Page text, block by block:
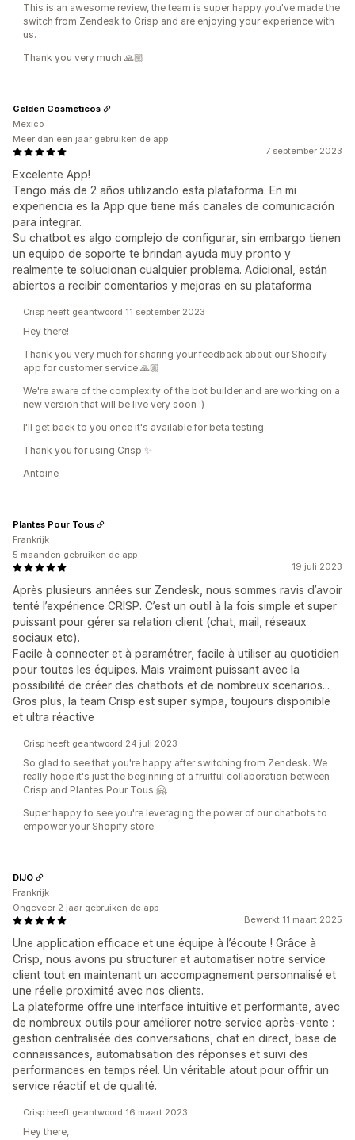
This is an awesome review, the team is super happy you've made the
switch from Zendesk to Crisp and are enjoying your experience with
us.
Thank you very much 🙏🏼
7 september 2023
Excelente App!
Tengo más de 2 años utilizando esta plataforma. En mi
experiencia es la App que tiene más canales de comunicación
para integrar.
Su chatbot es algo complejo de configurar, sin embargo tienen
un equipo de soporte te brindan ayuda muy pronto y
realmente te solucionan cualquier problema. Adicional, están
abiertos a recibir comentarios y mejoras en su plataforma
Gelden Cosmeticos
Mexico
Meer dan een jaar gebruiken de app
Crisp heeft geantwoord 11 september 2023
Hey there!
Thank you very much for sharing your feedback about our Shopify
app for customer service 🙏🏼
We're aware of the complexity of the bot builder and are working on a
new version that will be live very soon :)
I'll get back to you once it's available for beta testing.
Thank you for using Crisp ✨
Antoine
19 juli 2023
Après plusieurs années sur Zendesk, nous sommes ravis d’avoir
tenté l’expérience CRISP. C’est un outil à la fois simple et super
puissant pour gérer sa relation client (chat, mail, réseaux
sociaux etc).
Facile à connecter et à paramétrer, facile à utiliser au quotidien
pour toutes les équipes. Mais vraiment puissant avec la
possibilité de créer des chatbots et de nombreux scenarios...
Gros plus, la team Crisp est super sympa, toujours disponible
et ultra réactive
Plantes Pour Tous
Frankrijk
5 maanden gebruiken de app
Crisp heeft geantwoord 24 juli 2023
So glad to see that you're happy after switching from Zendesk. We
really hope it's just the beginning of a fruitful collaboration between
Crisp and Plantes Pour Tous 🤗.
Super happy to see you're leveraging the power of our chatbots to
empower your Shopify store.
Bewerkt 11 maart 2025
Une application efficace et une équipe à l’écoute ! Grâce à
Crisp, nous avons pu structurer et automatiser notre service
client tout en maintenant un accompagnement personnalisé et
une réelle proximité avec nos clients.
La plateforme offre une interface intuitive et performante, avec
de nombreux outils pour améliorer notre service après-vente :
gestion centralisée des conversations, chat en direct, base de
connaissances, automatisation des réponses et suivi des
performances en temps réel. Un véritable atout pour offrir un
service réactif et de qualité.
DIJO
Frankrijk
Ongeveer 2 jaar gebruiken de app
Crisp heeft geantwoord 16 maart 2023
Hey there,